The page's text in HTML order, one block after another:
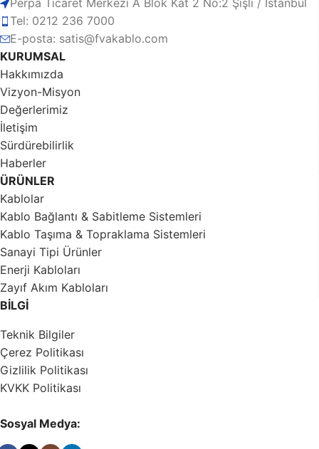
Perpa Ticaret Merkezi A Blok Kat 2 No:2 Şişli / İstanbul
Tel: 0212 236 7000
E-posta: satis@fvakablo.com
KURUMSAL
Hakkımızda
Vizyon-Misyon
Değerlerimiz
İletişim
Sürdürebilirlik
Haberler
ÜRÜNLER
Kablolar
Kablo Bağlantı & Sabitleme Sistemleri
Kablo Taşıma & Topraklama Sistemleri
Sanayi Tipi Ürünler
Enerji Kabloları
Zayıf Akım Kabloları
BİLGİ
Teknik Bilgiler
Çerez Politikası
Gizlilik Politikası
KVKK Politikası
Sosyal Medya: